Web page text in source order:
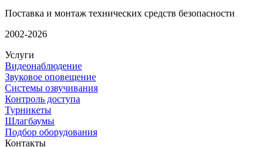
Поставка и монтаж технических средств безопасности
2002-2026
Услуги
Видеонаблюдение
Звуковое оповещение
Системы озвучивания
Контроль доступа
Турникеты
Шлагбаумы
Подбор оборудования
Контакты